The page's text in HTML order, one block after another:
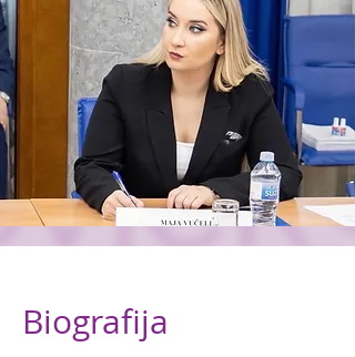
Biografija